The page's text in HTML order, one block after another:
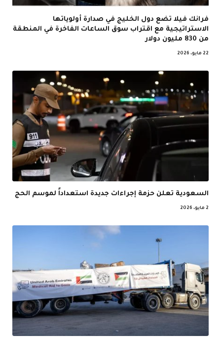
فرانك فيلا تضع دول الخليج في صدارة أولوياتها
الاستراتيجية مع اقتراب سوق الساعات الفاخرة في المنطقة
من 830 مليون دولار
22 مايو، 2026
السعودية تعلن حزمة إجراءات جديدة استعداداً لموسم الحج
2 مايو، 2026